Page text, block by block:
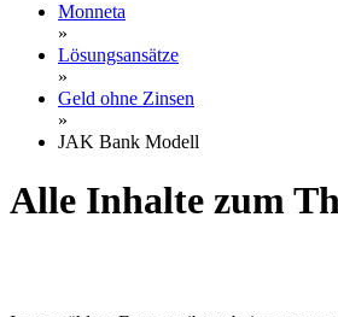
Monneta
»
Lösungsansätze
»
Geld ohne Zinsen
»
JAK Bank Modell
Alle Inhalte zum